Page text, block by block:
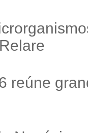
reúne